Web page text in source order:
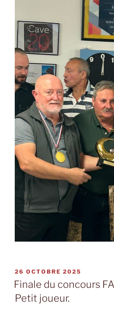
PUBLIÉ
LE
26 OCTOBRE 2025
Finale du concours
Petit joueur.